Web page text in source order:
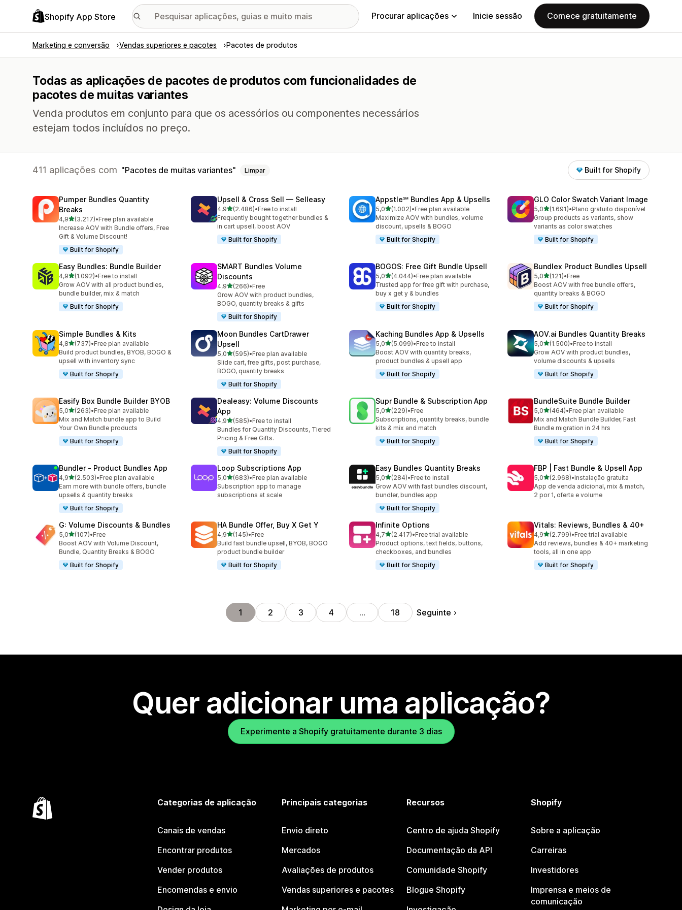
Shopify App Store Procurar aplicações Inicie sessão Comece gratuitamente
Marketing e conversão Vendas superiores e pacotes Pacotes de produtos
Todas as aplicações de pacotes de produtos com funcionalidades de
pacotes de muitas variantes
Venda produtos em conjunto para que os acessórios ou componentes necessários
estejam todos incluídos no preço.
411 aplicações com Pacotes de muitas variantes Limpar Built for Shopify
Pumper Bundles Quantity
Breaks
4,9de 5 estrelas
(3.217)
3217 total de avaliações
•Free plan available
Increase AOV with Bundle offers, Free
Gift & Volume Discount!
Built for Shopify
Upsell & Cross Sell — Selleasy
4,9de 5 estrelas
(2.486)
2486 total de avaliações
•Free to install
Frequently bought together bundles &
in cart upsell, boost AOV
Built for Shopify
Appstle℠ Bundles App & Upsells
5,0de 5 estrelas
(1.002)
1002 total de avaliações
•Free plan available
Maximize AOV with bundles, volume
discount, upsells & BOGO
Built for Shopify
GLO Color Swatch Variant Image
5,0de 5 estrelas
(1.691)
1691 total de avaliações
•Plano gratuito disponível
Group products as variants, show
variants as color swatches
Built for Shopify
Easy Bundles: Bundle Builder
4,9de 5 estrelas
(1.092)
1092 total de avaliações
•Free to install
Grow AOV with all product bundles,
bundle builder, mix & match
Built for Shopify
SMART Bundles Volume
Discounts
4,9de 5 estrelas
(266)
266 total de avaliações
•Free
Grow AOV with product bundles,
BOGO, quantity breaks & gifts
Built for Shopify
BOGOS: Free Gift Bundle Upsell
5,0de 5 estrelas
(4.044)
4044 total de avaliações
•Free plan available
Trusted app for free gift with purchase,
buy x get y & bundles
Built for Shopify
Bundlex Product Bundles Upsell
5,0de 5 estrelas
(121)
121 total de avaliações
•Free
Boost AOV with free bundle offers,
quantity breaks & BOGO
Built for Shopify
Simple Bundles & Kits
4,8de 5 estrelas
(737)
737 total de avaliações
•Free plan available
Build product bundles, BYOB, BOGO &
upsell with inventory sync
Built for Shopify
Moon Bundles CartDrawer
Upsell
5,0de 5 estrelas
(595)
595 total de avaliações
•Free plan available
Slide cart, free gifts, post purchase,
BOGO, quantity breaks
Built for Shopify
Kaching Bundles App & Upsells
5,0de 5 estrelas
(5.099)
5099 total de avaliações
•Free to install
Boost AOV with quantity breaks,
product bundles & upsell app
Built for Shopify
AOV.ai Bundles Quantity Breaks
5,0de 5 estrelas
(1.500)
1500 total de avaliações
•Free to install
Grow AOV with product bundles,
volume discounts & upsells
Built for Shopify
Easify Box Bundle Builder BYOB
5,0de 5 estrelas
(263)
263 total de avaliações
•Free plan available
Mix and Match bundle app to Build
Your Own Bundle products
Built for Shopify
Dealeasy: Volume Discounts
App
4,9de 5 estrelas
(585)
585 total de avaliações
•Free to install
Bundles for Quantity Discounts, Tiered
Pricing & Free Gifts.
Built for Shopify
Supr Bundle & Subscription App
5,0de 5 estrelas
(229)
229 total de avaliações
•Free
Subscriptions, quantity breaks, bundle
kits & mix and match
Built for Shopify
BundleSuite Bundle Builder
5,0de 5 estrelas
(464)
464 total de avaliações
•Free plan available
Mix and Match Bundle Builder, Fast
Bundle migration in 24 hrs
Built for Shopify
Bundler ‑ Product Bundles App
4,9de 5 estrelas
(2.503)
2503 total de avaliações
•Free plan available
Earn more with bundle offers, bundle
upsells & quantity breaks
Built for Shopify
Loop Subscriptions App
5,0de 5 estrelas
(683)
683 total de avaliações
•Free plan available
Subscription app to manage
subscriptions at scale
Easy Bundles Quantity Breaks
5,0de 5 estrelas
(284)
284 total de avaliações
•Free to install
Grow AOV with fast bundles discount,
bundler, bundles app
Built for Shopify
FBP | Fast Bundle & Upsell App
5,0de 5 estrelas
(2.968)
2968 total de avaliações
•Instalação gratuita
App de venda adicional, mix & match,
2 por 1, oferta e volume
G: Volume Discounts & Bundles
5,0de 5 estrelas
(107)
107 total de avaliações
•Free
Boost AOV with Volume Discount,
Bundle, Quantity Breaks & BOGO
Built for Shopify
HA Bundle Offer, Buy X Get Y
4,9de 5 estrelas
(145)
145 total de avaliações
•Free
Build fast bundle upsell, BYOB, BOGO
product bundle builder
Built for Shopify
Infinite Options
4,7de 5 estrelas
(2.417)
2417 total de avaliações
•Free trial available
Product options, text fields, buttons,
checkboxes, and bundles
Built for Shopify
Vitals: Reviews, Bundles & 40+
4,9de 5 estrelas
(2.799)
2799 total de avaliações
•Free trial available
Add reviews, bundles & 40+ marketing
tools, all in one app
Built for Shopify
1 2 3 4 … 18 Seguinte
Quer adicionar uma aplicação?
Experimente a Shopify gratuitamente durante 3 dias
Categorias de aplicação
Canais de vendas
Encontrar produtos
Vender produtos
Encomendas e envio
Principais categorias
Envio direto
Mercados
Avaliações de produtos
Vendas superiores e pacotes
Recursos
Centro de ajuda Shopify
Documentação da API
Comunidade Shopify
Blogue Shopify
Shopify
Sobre a aplicação
Carreiras
Investidores
Imprensa e meios de
comunicação